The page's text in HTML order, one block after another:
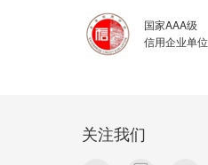
国家AAA级
信用企业单位
关注我们